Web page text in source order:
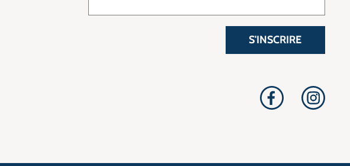
S'INSCRIRE